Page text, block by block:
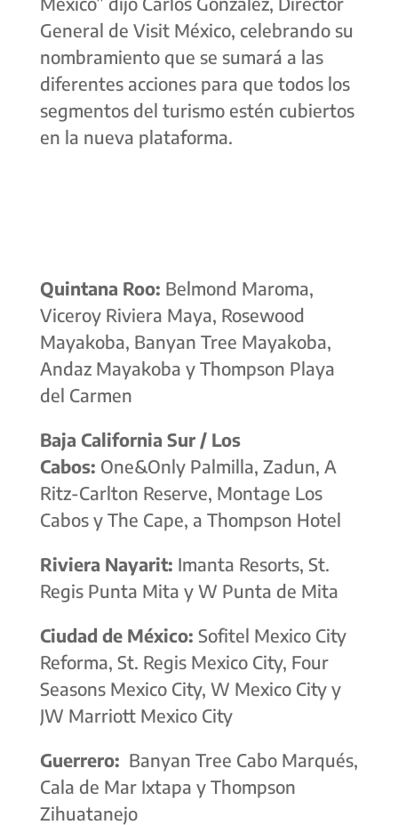
General de Visit México, celebrando su
nombramiento que se sumará a las
diferentes acciones para que todos los
segmentos del turismo estén cubiertos
en la nueva plataforma.
Quintana Roo: Belmond Maroma,
Viceroy Riviera Maya, Rosewood
Mayakoba, Banyan Tree Mayakoba,
Andaz Mayakoba y Thompson Playa
del Carmen
Baja California Sur / Los
Cabos: One&Only Palmilla, Zadun, A
Ritz-Carlton Reserve, Montage Los
Cabos y The Cape, a Thompson Hotel
Riviera Nayarit: Imanta Resorts, St.
Regis Punta Mita y W Punta de Mita
Ciudad de México: Sofitel Mexico City
Reforma, St. Regis Mexico City, Four
Seasons Mexico City, W Mexico City y
JW Marriott Mexico City
Guerrero: Banyan Tree Cabo Marqués,
Cala de Mar Ixtapa y Thompson
Zihuatanejo